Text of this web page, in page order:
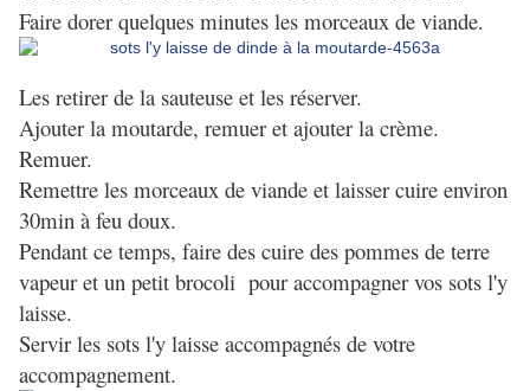
Faire dorer quelques minutes les morceaux de viande.
Les retirer de la sauteuse et les réserver.
Ajouter la moutarde, remuer et ajouter la crème.
Remuer.
Remettre les morceaux de viande et laisser cuire environ
30min à feu doux.
Pendant ce temps, faire des cuire des pommes de terre
vapeur et un petit brocoli pour accompagner vos sots l'y
laisse.
Servir les sots l'y laisse accompagnés de votre
accompagnement.